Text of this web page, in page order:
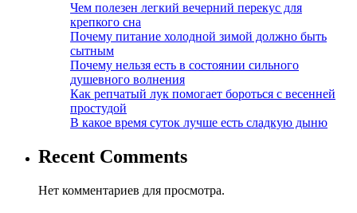
Чем полезен легкий вечерний перекус для
крепкого сна
Почему питание холодной зимой должно быть
сытным
Почему нельзя есть в состоянии сильного
душевного волнения
Как репчатый лук помогает бороться с весенней
простудой
В какое время суток лучше есть сладкую дыню
Recent Comments
Нет комментариев для просмотра.